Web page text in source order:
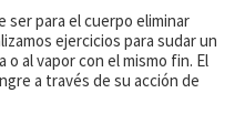
ser para el cuerpo eliminar
ejercicios para sudar un
al vapor con el mismo fin. El
a través de su acción de